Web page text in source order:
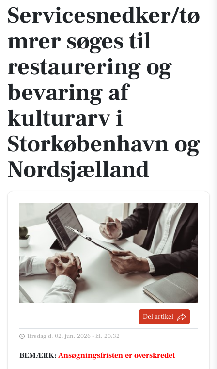
Servicesnedker/tø
mrer søges til
restaurering og
bevaring af
kulturarv i
Storkøbenhavn og
Nordsjælland
Del artikel
Tirsdag d. 02. jun. 2026 - kl. 20:32
BEMÆRK: Ansøgningsfristen er overskredet